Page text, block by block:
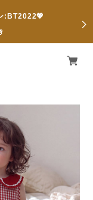
:BT2022💖